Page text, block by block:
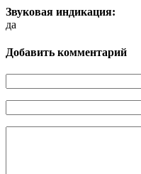
Звуковая индикация:
да
Добавить комментарий